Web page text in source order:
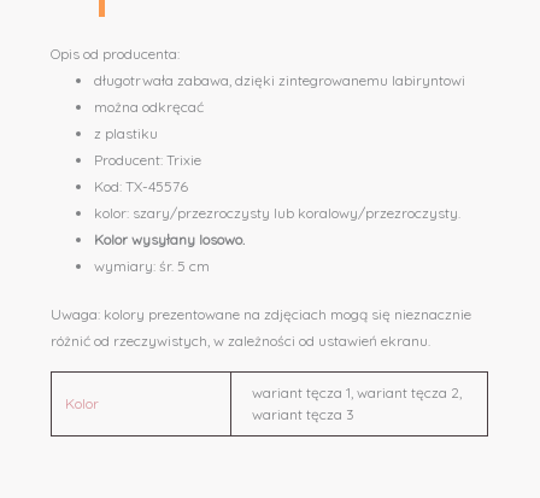
Opis od producenta:
długotrwała zabawa, dzięki zintegrowanemu labiryntowi
można odkręcać
z plastiku
Producent: Trixie
Kod: TX-45576
kolor: szary/przezroczysty lub koralowy/przezroczysty.
Kolor wysyłany losowo.
wymiary: śr. 5 cm
Uwaga: kolory prezentowane na zdjęciach mogą się nieznacznie
różnić od rzeczywistych, w zależności od ustawień ekranu.
Kolor
wariant tęcza 1, wariant tęcza 2,
wariant tęcza 3